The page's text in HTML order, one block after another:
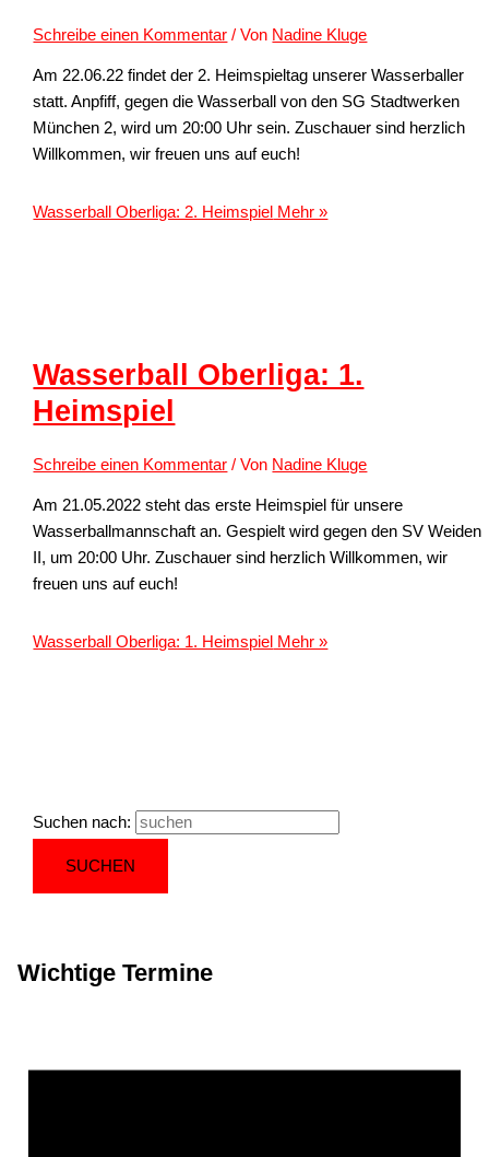
Schreibe einen Kommentar / Von Nadine Kluge
Am 22.06.22 findet der 2. Heimspieltag unserer Wasserballer
statt. Anpfiff, gegen die Wasserball von den SG Stadtwerken
München 2, wird um 20:00 Uhr sein. Zuschauer sind herzlich
Willkommen, wir freuen uns auf euch!
Wasserball Oberliga: 2. Heimspiel Mehr »
Wasserball Oberliga: 1.
Heimspiel
Schreibe einen Kommentar / Von Nadine Kluge
Am 21.05.2022 steht das erste Heimspiel für unsere
Wasserballmannschaft an. Gespielt wird gegen den SV Weiden
II, um 20:00 Uhr. Zuschauer sind herzlich Willkommen, wir
freuen uns auf euch!
Wasserball Oberliga: 1. Heimspiel Mehr »
Suchen nach:
Wichtige Termine